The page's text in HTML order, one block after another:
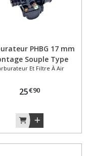
PHBG 17 mm
Souple Type
Peugeot 103 SP
Et Filtre À Air
25€90